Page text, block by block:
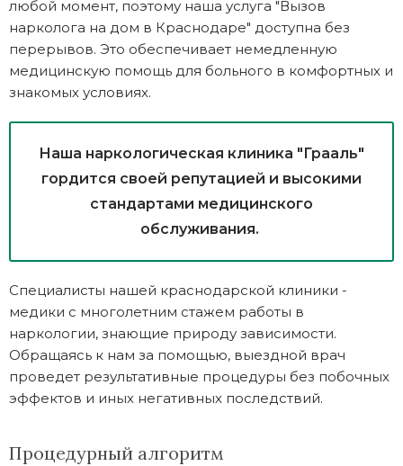
любой момент, поэтому наша услуга "Вызов
нарколога на дом в Краснодаре" доступна без
перерывов. Это обеспечивает немедленную
медицинскую помощь для больного в комфортных и
знакомых условиях.
Наша наркологическая клиника "Грааль"
гордится своей репутацией и высокими
стандартами медицинского
обслуживания.
Специалисты нашей краснодарской клиники -
медики с многолетним стажем работы в
наркологии, знающие природу зависимости.
Обращаясь к нам за помощью, выездной врач
проведет результативные процедуры без побочных
эффектов и иных негативных последствий.
Процедурный алгоритм